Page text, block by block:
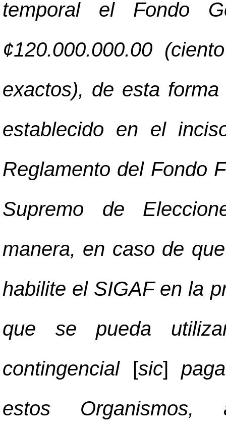
temporal el Fondo
¢120.000.000.00
exactos), de esta
establecido en el
Reglamento del Fondo
Supremo de
manera, en caso de
habilite el SIGAF en la
que se pueda
contingencial [sic]
estos